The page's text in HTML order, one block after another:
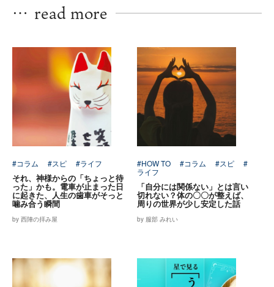
… read more
#コラム #スピ #ライフ
それ、神様からの「ちょっと待
った」かも。電車が止まった日
に起きた、人生の歯車がそっと
噛み合う瞬間
by 西陣の拝み屋
#HOW TO #コラム #スピ
#
ライフ
「自分には関係ない」とは言い
切れない？体の〇〇が整えば、
周りの世界が少し安定した話
by 服部 みれい